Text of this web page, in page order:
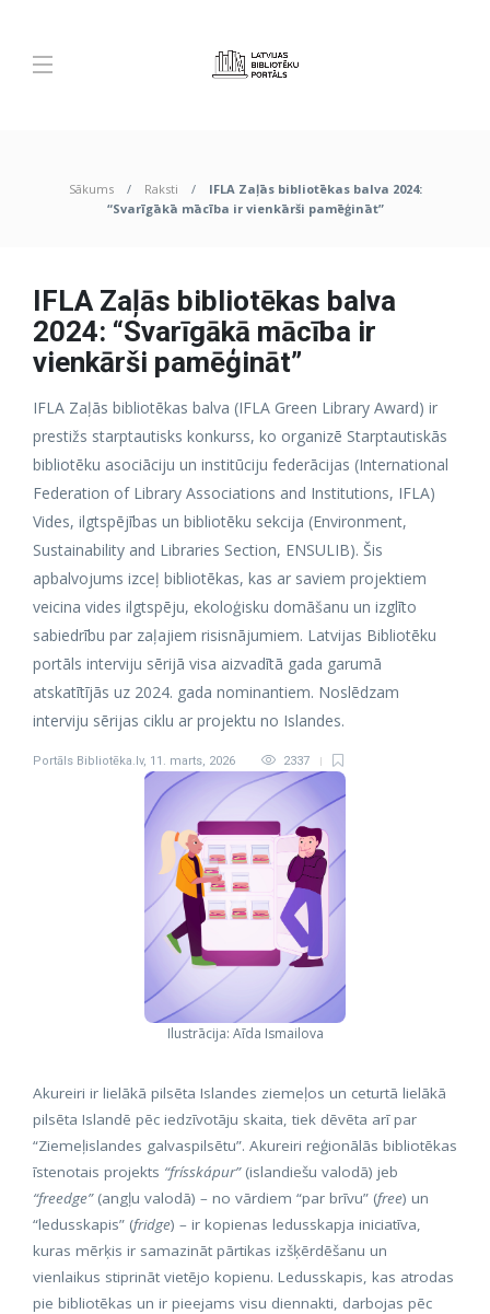
Sākums Raksti
IFLA Zaļās bibliotēkas balva 2024:
“Svarīgākā mācība ir vienkārši pamēģināt”
IFLA Zaļās bibliotēkas balva
2024: “Svarīgākā mācība ir
vienkārši pamēģināt”
IFLA Zaļās bibliotēkas balva (IFLA Green Library Award) ir
prestižs starptautisks konkurss, ko organizē Starptautiskās
bibliotēku asociāciju un institūciju federācijas (International
Federation of Library Associations and Institutions, IFLA)
Vides, ilgtspējības un bibliotēku sekcija (Environment,
Sustainability and Libraries Section, ENSULIB). Šis
apbalvojums izceļ bibliotēkas, kas ar saviem projektiem
veicina vides ilgtspēju, ekoloģisku domāšanu un izglīto
sabiedrību par zaļajiem risisnājumiem. Latvijas Bibliotēku
portāls interviju sērijā visa aizvadītā gada garumā
atskatītījās uz 2024. gada nominantiem. Noslēdzam
interviju sērijas ciklu ar projektu no Islandes.
Portāls Bibliotēka.lv, 11. marts, 2026 2337
Ilustrācija: Aīda Ismailova
Akureiri ir lielākā pilsēta Islandes ziemeļos un ceturtā lielākā
pilsēta Islandē pēc iedzīvotāju skaita, tiek dēvēta arī par
“Ziemeļislandes galvaspilsētu”. Akureiri reģionālās bibliotēkas
īstenotais projekts “frísskápur”(islandiešu valodā) jeb
“freedge”(angļu valodā) – no vārdiem “par brīvu” (free) un
“ledusskapis” (fridge) – ir kopienas ledusskapja iniciatīva,
kuras mērķis ir samazināt pārtikas izšķērdēšanu un
vienlaikus stiprināt vietējo kopienu. Ledusskapis, kas atrodas
pie bibliotēkas un ir pieejams visu diennakti, darbojas pēc